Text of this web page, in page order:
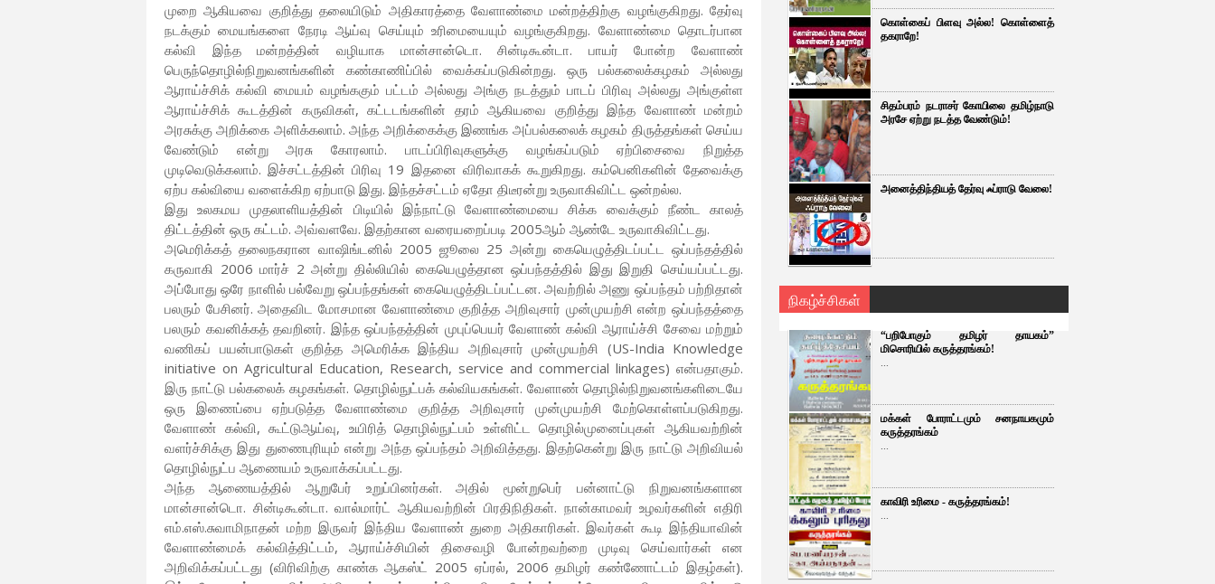
முறை ஆகியவை குறித்து தலையிடும் அதிகாரத்தை வேளாண்மை மன்றத்திற்கு வழங்குகிறது. தேர்வு
நடக்கும் மையங்களை நேரடி ஆய்வு செய்யும் உரிமையையும் வழங்குகிறது. வேளாண்மை தொடர்பான
கல்வி இந்த மன்றத்தின் வழியாக மான்சான்டொ. சின்டிகூன்டா. பாயர் போன்ற வேளாண்
பெருந்தொழில்நிறுவனங்களின் கண்காணிப்பில் வைக்கப்படுகின்றது. ஒரு பல்கலைக்கழகம் அல்லது
ஆராய்ச்சிக் கல்வி மையம் வழங்ககும் பட்டம் அல்லது அங்கு நடத்தும் பாடப் பிரிவு அல்லது அங்குள்ள
ஆராய்ச்சிக் கூடத்தின் கருவிகள், கட்டடங்களின் தரம் ஆகியவை குறித்து இந்த வேளாண் மன்றம்
அரசுக்கு அறிக்கை அளிக்கலாம். அந்த அறிக்கைக்கு இணங்க அப்பல்கலைக் கழகம் திருத்தங்கள் செய்ய
வேண்டும் என்று அரசு கோரலாம். பாடப்பிரிவுகளுக்கு வழங்கப்படும் ஏற்பிசைவை நிறுத்த
முடிவெடுக்கலாம். இச்சட்டத்தின் பிரிவு 19 இதனை விரிவாகக் கூறுகிறது. கம்பெனிகளின் தேவைக்கு
ஏற்ப கல்வியை வளைக்கிற ஏற்பாடு இது. இந்தச்சட்டம் ஏதோ திடீரன்று உருவாகிவிட்ட ஒன்றல்ல.
இது உலகமய முதலாளியத்தின் பிடியில் இந்நாட்டு வேளாண்மையை சிக்க வைக்கும் நீண்ட காலத்
திட்டத்தின் ஒரு கட்டம். அவ்வளவே. இதற்கான வரையறைப்படி 2005ஆம் ஆண்டே உருவாகிவிட்டது.
அமெரிக்கத் தலைநகரான வாஷிங்டனில் 2005 ஜூலை 25 அன்று கையெழுத்திடப்பட்ட ஒப்பந்தத்தில்
கருவாகி 2006 மார்ச் 2 அன்று தில்லியில் கையெழுத்தான ஒப்பந்தத்தில் இது இறுதி செய்யப்பட்டது.
அப்போது ஒரே நாளில் பல்வேறு ஒப்பந்தங்கள் கையெழுத்திடப்பட்டன. அவற்றில் அணு ஒப்பந்தம் பற்றிதான்
பலரும் பேசினர். அதைவிட மோசமான வேளாண்மை குறித்த அறிவுசார் முன்முயற்சி என்ற ஒப்பந்தத்தை
பலரும் கவனிக்கத் தவறினர். இந்த ஒப்பந்தத்தின் முபுப்பெயர் வேளாண் கல்வி ஆராய்ச்சி சேவை மற்றும்
வணிகப் பயன்பாடுகள் குறித்த அமெரிக்க இந்திய அறிவுசார் முன்முயற்சி (US-India Knowledge
initiative on Agricultural Education, Research, service and commercial linkages) என்பதாகும்.
இரு நாட்டு பல்கலைக் கழகங்கள். தொழில்நுட்பக் கல்வியகங்கள். வேளாண் தொழில்நிறுவனங்களிடையே
ஒரு இணைப்பை ஏற்படுத்த வேளாண்மை குறித்த அறிவுசார் முன்முயற்சி மேற்கொள்ளப்படுகிறது.
வேளாண் கல்வி, கூட்டுஆய்வு, உயிரித் தொழில்நுட்பம் உள்ளிட்ட தொழில்முனைப்புகள் ஆகியவற்றின்
வளர்ச்சிக்கு இது துணைபுரியும் என்று அந்த ஒப்பந்தம் அறிவித்தது. இதற்கென்று இரு நாட்டு அறிவியல்
தொழில்நுட்ப ஆணையம் உருவாக்கப்பட்டது.
அந்த ஆணையத்தில் ஆறுபேர் உறுப்பினர்கள். அதில் மூன்றுபெர் பன்னாட்டு நிறுவனங்களான
மான்சான்டொ. சின்டிகூன்டா. வால்மார்ட் ஆகியவற்றின் பிரதிநிதிகள். நான்காமவர் உழவர்களின் எதிரி
எம்.எஸ்.சுவாமிநாதன் மற்ற இருவர் இந்திய வேளாண் துறை அதிகாரிகள். இவர்கள் கூடி இந்தியாவின்
வேளாண்மைக் கல்வித்திட்டம், ஆராய்ச்சியின் திசைவழி போன்றவற்றை முடிவு செய்வார்கள் என
அறிவிக்கப்பட்டது (விரிவிற்கு காண்க ஆகஸ்ட் 2005 ஏப்ரல், 2006 தமிழர் கண்ணோட்டம் இதழ்கள்).
கொள்கைப் பிளவு அல்ல! கொள்ளைத்
தகராறே!
சிதம்பரம் நடராசர் கோயிலை தமிழ்நாடு
அரசே ஏற்று நடத்த வேண்டும்!
அனைத்திந்தியத் தேர்வு ஃப்ராடு வேலை!
நிகழ்ச்சிகள்
“பறிபோகும் தமிழர் தாயகம்”
மிசொரியில் கருத்தரங்கம்!
...
மக்கள் போராட்டமும் சனநாயகமும்
கருத்தரங்கம்
...
காவிரி உரிமை - கருத்தரங்கம்!
...